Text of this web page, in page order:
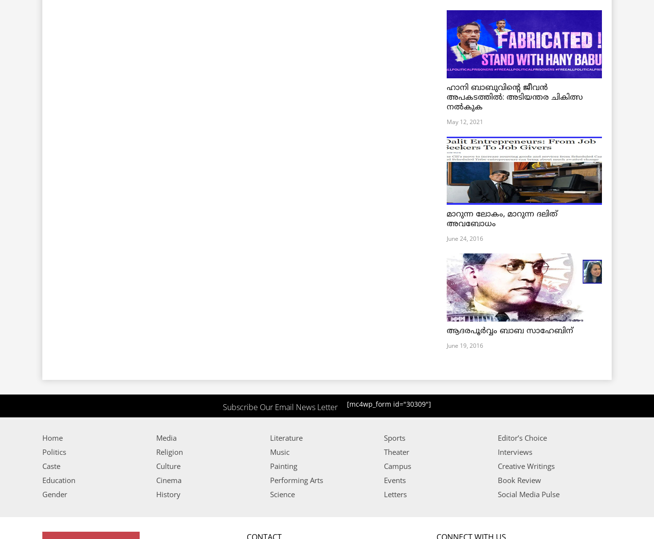
ഹാനി ബാബുവിന്റെ ജീവൻ
അപകടത്തിൽ: അടിയന്തര ചികിത്സ
നൽകുക
May 12, 2021
മാറുന്ന ലോകം, മാറുന്ന ദലിത്
അവബോധം
June 24, 2016
ആദരപൂര്‍വ്വം ബാബ സാഹേബിന്
June 19, 2016
Subscribe Our Email News Letter [mc4wp_form id="30309"]
Home
Politics
Caste
Education
Gender
Media
Religion
Culture
Cinema
History
Literature
Music
Painting
Performing Arts
Science
Sports
Theater
Campus
Events
Letters
Editor’s Choice
Interviews
Creative Writings
Book Review
Social Media Pulse